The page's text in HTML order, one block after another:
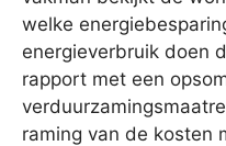
welke
energieverbruik doen
rapport met een
raming van de kosten